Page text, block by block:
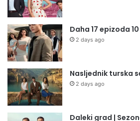
Daha 17 epizoda 10
2 days ago
Nasljednik turska
2 days ago
Daleki grad |